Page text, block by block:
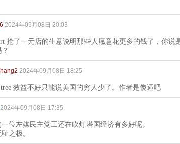
2024年09月08日 20:03
抢了一元店的生意说明那些人愿意花更多的钱了，你
2024年09月08日 18:25
效益不好只能说美国的穷人少了。作者是傻逼吧
2024年09月08日 17:35
位左媒民主党工还在吹灯塔国经济有多好呢。
之极。